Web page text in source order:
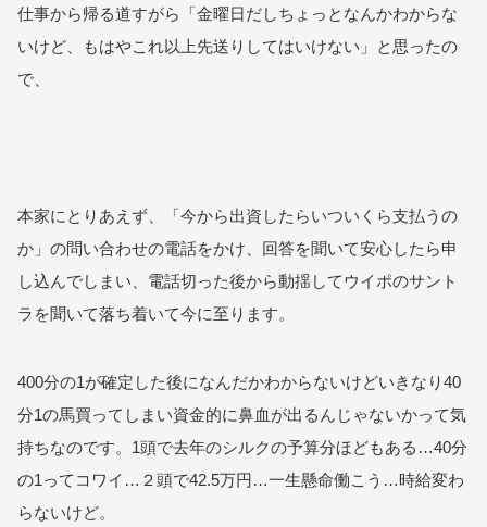
仕事から帰る道すがら「金曜日だしちょっとなんかわからな
いけど、もはやこれ以上先送りしてはいけない」と思ったの
で、
本家にとりあえず、「今から出資したらいついくら支払うの
か」の問い合わせの電話をかけ、回答を聞いて安心したら申
し込んでしまい、電話切った後から動揺してウイポのサント
ラを聞いて落ち着いて今に至ります。
400分の1が確定した後になんだかわからないけどいきなり40
分1の馬買ってしまい資金的に鼻血が出るんじゃないかって気
持ちなのです。1頭で去年のシルクの予算分ほどもある…40分
の1ってコワイ…２頭で42.5万円…一生懸命働こう…時給変わ
らないけど。